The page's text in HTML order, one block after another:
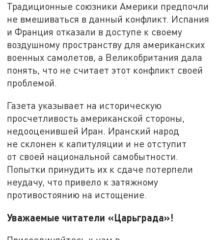
Традиционные союзники Америки предпочли
не вмешиваться в данный конфликт. Испания
и Франция отказали в доступе к своему
воздушному пространству для американских
военных самолетов, а Великобритания дала
понять, что не считает этот конфликт своей
проблемой.
Газета указывает на историческую
просчетливость американской стороны,
недооценившей Иран. Иранский народ
не склонен к капитуляции и не отступит
от своей национальной самобытности.
Попытки принудить их к сдаче потерпели
неудачу, что привело к затяжному
противостоянию на истощение.
Уважаемые читатели «Царьграда»!